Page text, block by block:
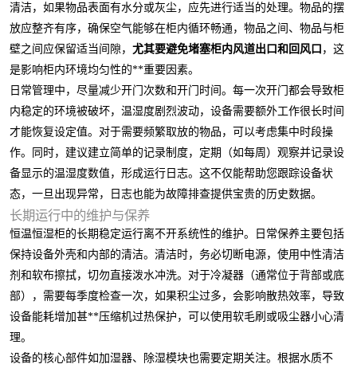
清洁，如果物品表面有水分或灰尘，应先进行适当的处理。物品的摆
放应整齐有序，确保空气能够在柜内循环畅通，物品之间、物品与柜
壁之间应保留适当间隙， 尤其要避免堵塞柜内风道出口和回风口 ，这
是影响柜内环境均匀性的**重要因素。
日常管理中，尽量减少开门次数和开门时间。每一次开门都会导致柜
内稳定的环境被破坏，温湿度剧烈波动，设备需要额外工作很长时间
才能恢复设定值。对于需要频繁取放的物品，可以考虑集中时段操
作。同时，建议建立简单的记录制度，定期（如每周）观察并记录设
备显示的温湿度数值，形成运行日志。这不仅能帮助您跟踪设备状
态，一旦出现异常，日志也能为故障排查提供宝贵的历史数据。
长期运行中的维护与保养
恒温恒湿柜的长期稳定运行离不开系统性的维护。日常保养主要包括
保持设备外壳和内部的清洁。清洁时，务必切断电源，使用中性清洁
剂和软布擦拭，切勿直接泼水冲洗。对于冷凝器（通常位于背部或底
部），需要每季度检查一次，如果积尘过多，会影响散热效率，导致
设备能耗增加甚**压缩机过热保护，可以使用软毛刷或吸尘器小心清
理。
设备的核心部件如加湿器、除湿模块也需要定期关注。根据水质不